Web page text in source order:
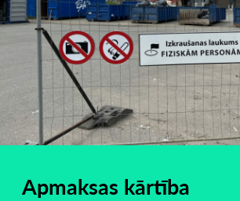
Apmaksas kārtība